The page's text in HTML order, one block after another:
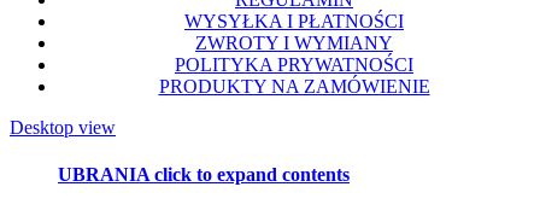
WYSYŁKA I PŁATNOŚCI
ZWROTY I WYMIANY
POLITYKA PRYWATNOŚCI
PRODUKTY NA ZAMÓWIENIE
Desktop view
UBRANIAclick to expand contents